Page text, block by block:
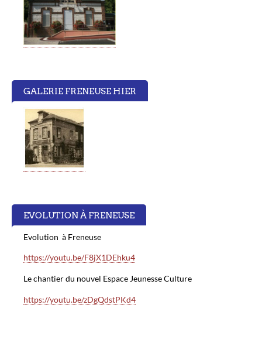
GALERIE FRENEUSE HIER
EVOLUTION À FRENEUSE
Evolution à Freneuse
https://youtu.be/F8jX1DEhku4
Le chantier du nouvel Espace Jeunesse Culture
https://youtu.be/zDgQdstPKd4